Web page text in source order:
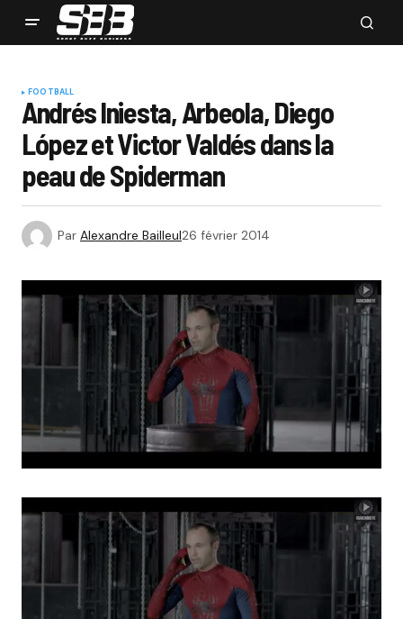
FOOTBALL
Andrés Iniesta, Arbeola, Diego
López et Victor Valdés dans la
peau de Spiderman
Par Alexandre Bailleul26 février 2014